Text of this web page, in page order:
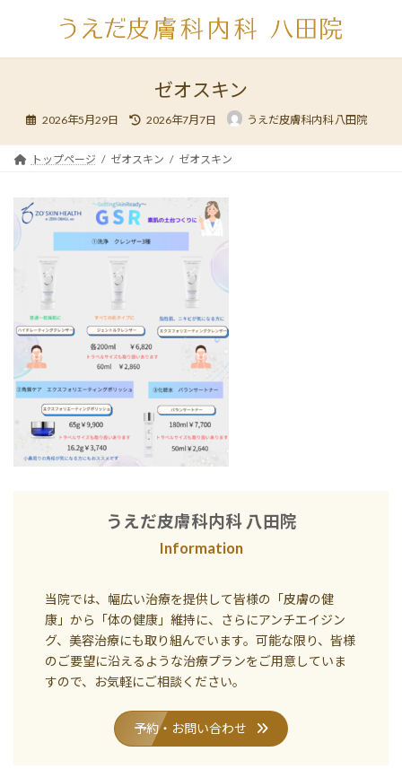
ン
ー
ゼオスキン
2026年5月29日
終
新
日
時
2026年7月7日 うえだ皮膚科内科 八田院
トップページ ゼオスキン ゼオスキン
うえだ皮膚科内科 八田院
Information
当院では、幅広い治療を提供して皆様の「皮膚の健
康」から「体の健康」維持に、さらにアンチエイジン
グ、美容治療にも取り組んでいます。可能な限り、皆様
のご要望に沿えるような治療プランをご用意していま
すので、お気軽にご相談ください。
予約・お問い合わせ